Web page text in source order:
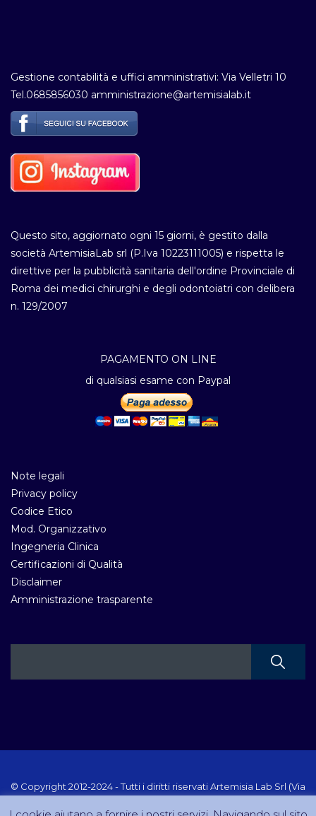
Gestione contabilità e uffici amministrativi: Via Velletri 10
Tel.0685856030 amministrazione@artemisialab.it
Questo sito, aggiornato ogni 15 giorni, è gestito dalla
società ArtemisiaLab srl (P.Iva 10223111005) e rispetta le
direttive per la pubblicità sanitaria dell'ordine Provinciale di
Roma dei medici chirurghi e degli odontoiatri con delibera
n. 129/2007
PAGAMENTO ON LINE
di qualsiasi esame con Paypal
Note legali
Privacy policy
Codice Etico
Mod. Organizzativo
Ingegneria Clinica
Certificazioni di Qualità
Disclaimer
Amministrazione trasparente
© Copyright 2012-2024 - Tutti i diritti riservati Artemisia Lab Srl (Via